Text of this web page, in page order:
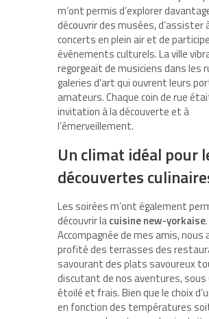
m’ont permis d’explorer
découvrir des musées, d’assister
concerts en plein air et de
événements culturels. La ville
regorgeait de musiciens dans les
galeries d’art qui ouvrent leurs
amateurs. Chaque coin de rue
invitation à la découverte et à
l’émerveillement.
Un climat idéal pour
découvertes
Les soirées m’ont également
découvrir lacuisine new-yorkaise.
Accompagnée de mes amis, nous
profité des terrasses des
savourant des plats savoureux
discutant de nos aventures, sous
étoilé et frais. Bien que le choix
en fonction des températures